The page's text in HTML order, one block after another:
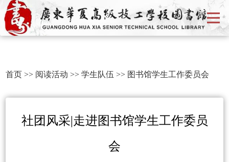
首页>> 阅读活动>> 学生队伍>> 图书馆学生工作委员会
社团风采|走进图书馆学生工作委员
会